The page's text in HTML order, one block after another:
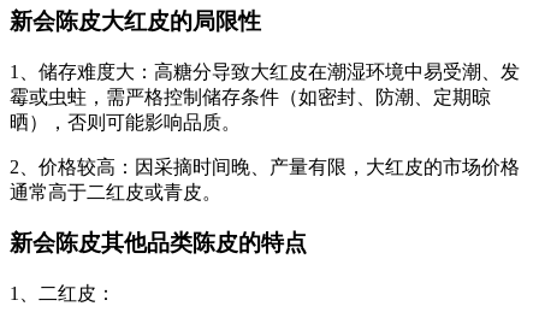
新会陈皮大红皮的局限性
1、储存难度大：高糖分导致大红皮在潮湿环境中易受潮、发
霉或虫蛀，需严格控制储存条件（如密封、防潮、定期晾
晒），否则可能影响品质。
2、价格较高：因采摘时间晚、产量有限，大红皮的市场价格
通常高于二红皮或青皮。
新会陈皮其他品类陈皮的特点
1、二红皮：